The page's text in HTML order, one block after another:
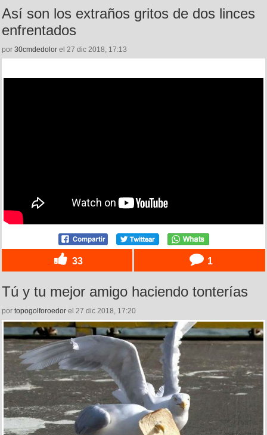
Así son los extraños gritos de dos linces
enfrentados
por 30cmdedolor el 27 dic 2018, 17:13
33 1
Tú y tu mejor amigo haciendo tonterías
por topogolforoedor el 27 dic 2018, 17:20